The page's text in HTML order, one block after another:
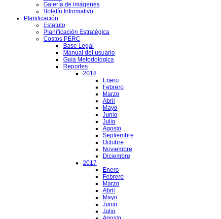
Galería de imágenes
Boletín Informativo
Planificación
Estatuto
Planificación Estratégica
Costos PERC
Base Legal
Manual del usuario
Guía Metodológica
Reportes
2018
Enero
Febrero
Marzo
Abril
Mayo
Junio
Julio
Agosto
Septiembre
Octubre
Noviembre
Diciembre
2017
Enero
Febrero
Marzo
Abril
Mayo
Junio
Julio